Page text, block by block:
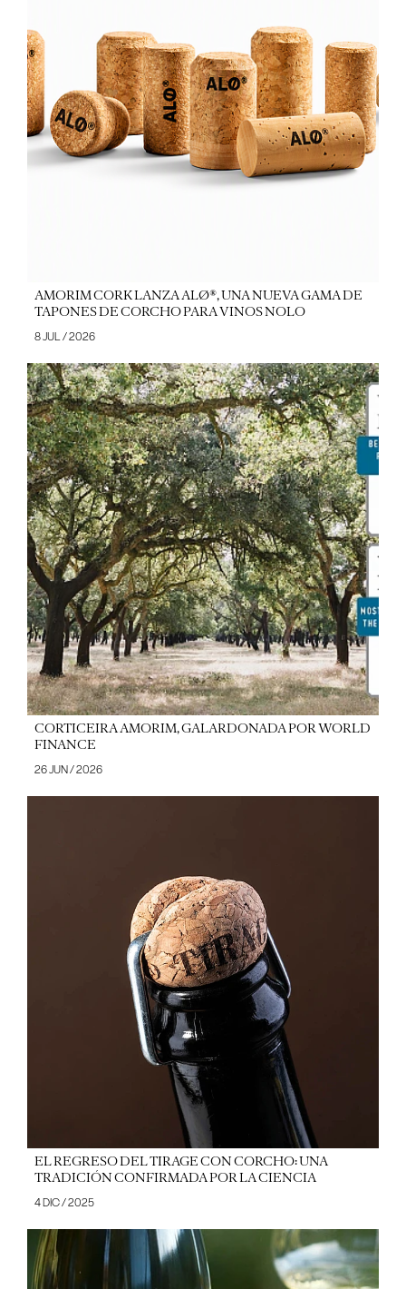
AMORIM CORK LANZA ALØ®, UNA NUEVA GAMA DE
TAPONES DE CORCHO PARA VINOS NOLO
8 JUL / 2026
CORTICEIRA AMORIM, GALARDONADA POR WORLD
FINANCE
26 JUN / 2026
EL REGRESO DEL TIRAGE CON CORCHO: UNA
TRADICIÓN CONFIRMADA POR LA CIENCIA
4 DIC / 2025